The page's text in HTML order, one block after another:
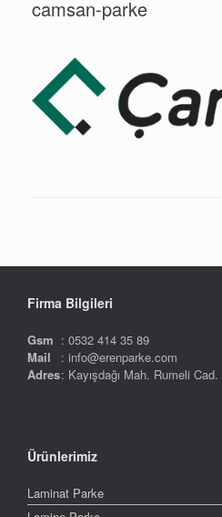
camsan-parke
Firma Bilgileri
Gsm : 0532 414 35 89
Mail
: info@erenparke.com
Adres: Kayışdağı Mah. Rumeli
Ürünlerimiz
Laminat Parke